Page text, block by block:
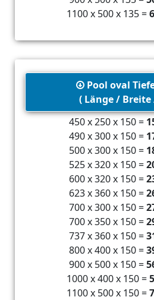
1100 x 500 x 135 =
Pool oval
( Länge / Breite
450 x 250 x 150 =
490 x 300 x 150 =
500 x 300 x 150 =
525 x 320 x 150 =
600 x 320 x 150 =
623 x 360 x 150 =
700 x 300 x 150 =
700 x 350 x 150 =
737 x 360 x 150 =
800 x 400 x 150 =
900 x 500 x 150 =
1000 x 400 x 150 =
1100 x 500 x 150 =